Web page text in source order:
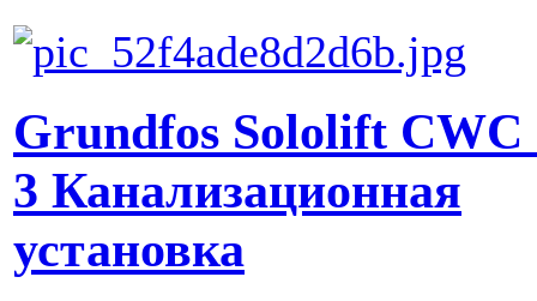
Grundfos Sololift CWC
3 Канализационная
установка